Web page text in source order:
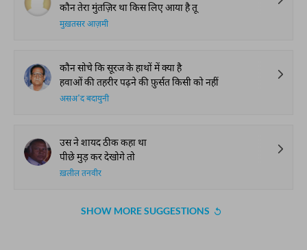
कौन तेरा मुंतज़िर था किस लिए आया है तू
मुख़तसर आज़मी
कौन सोचे कि सूरज के हाथों में क्या है
हवाओं की तहरीर पढ़ने की फ़ुर्सत किसी को नहीं
असअ'द बदायुनी
उस ने शायद ठीक कहा था
पीछे मुड़ कर देखोगे तो
ख़लील तनवीर
SHOW MORE SUGGESTIONS